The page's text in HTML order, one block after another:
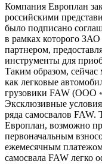
Компания Европлан
российскими
было подписано
в рамках которого
партнером,
инструменты для
Таким образом,
как легковые
грузовики FAW (ООО
Эксклюзивные условия
ряда самосвалов FAW.
Европлан, возможно
первоначальным
ежемесячным
самосвала FAW